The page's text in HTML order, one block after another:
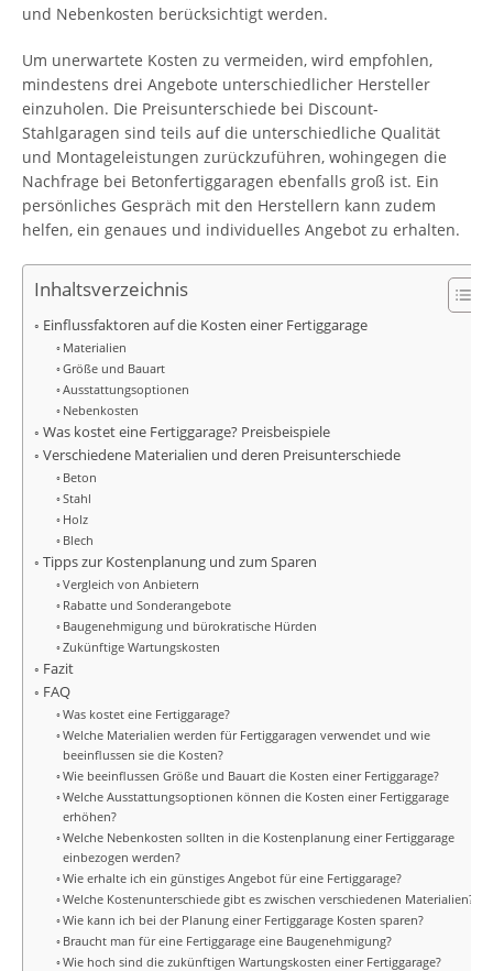
und Nebenkosten berücksichtigt werden.
Um unerwartete Kosten zu vermeiden, wird empfohlen,
mindestens drei Angebote unterschiedlicher Hersteller
einzuholen. Die Preisunterschiede bei Discount-
Stahlgaragen sind teils auf die unterschiedliche Qualität
und Montageleistungen zurückzuführen, wohingegen die
Nachfrage bei Betonfertiggaragen ebenfalls groß ist. Ein
persönliches Gespräch mit den Herstellern kann zudem
helfen, ein genaues und individuelles Angebot zu erhalten.
Inhaltsverzeichnis
Einflussfaktoren auf die Kosten einer Fertiggarage
Materialien
Größe und Bauart
Ausstattungsoptionen
Nebenkosten
Was kostet eine Fertiggarage? Preisbeispiele
Verschiedene Materialien und deren Preisunterschiede
Beton
Stahl
Holz
Blech
Tipps zur Kostenplanung und zum Sparen
Vergleich von Anbietern
Rabatte und Sonderangebote
Baugenehmigung und bürokratische Hürden
Zukünftige Wartungskosten
Fazit
FAQ
Was kostet eine Fertiggarage?
Welche Materialien werden für Fertiggaragen verwendet und wie
beeinflussen sie die Kosten?
Wie beeinflussen Größe und Bauart die Kosten einer Fertiggarage?
Welche Ausstattungsoptionen können die Kosten einer Fertiggarage
erhöhen?
Welche Nebenkosten sollten in die Kostenplanung einer Fertiggarage
einbezogen werden?
Wie erhalte ich ein günstiges Angebot für eine Fertiggarage?
Welche Kostenunterschiede gibt es zwischen verschiedenen Materialien?
Wie kann ich bei der Planung einer Fertiggarage Kosten sparen?
Braucht man für eine Fertiggarage eine Baugenehmigung?
Wie hoch sind die zukünftigen Wartungskosten einer Fertiggarage?